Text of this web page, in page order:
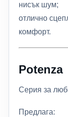
нисък шум;
отлично
комфорт.
Potenza
Серия за
Предлага: